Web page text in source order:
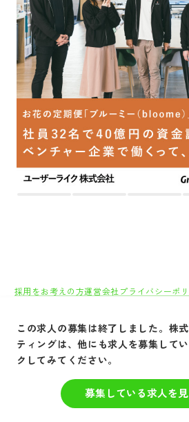
この求人の募集は終了しました。 株
ティングは、他にも求人を募集して
クしてみてください。
募集している求人を
採用をお考えの方運営会社 プライバシーポ
Copyright© Atrae, Inc. All
転職サイトGreen IT/Web・通信・インタ